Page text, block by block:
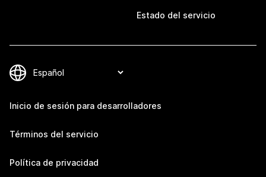
Estado del servicio
Inicio de sesión para desarrolladores
Términos del servicio
Política de privacidad